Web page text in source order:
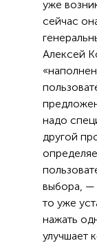
уже
сейчас
Алексей
надо
другой
выбора, —
то уже
нажать
улучшает